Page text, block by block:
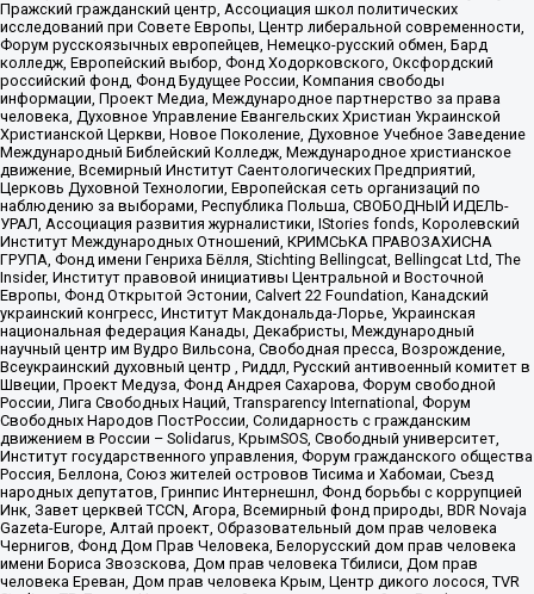
Пражский гражданский центр, Ассоциация школ политических
исследований при Совете Европы, Центр либеральной современности,
Форум русскоязычных европейцев, Немецко-русский обмен, Бард
колледж, Европейский выбор, Фонд Ходорковского, Оксфордский
российский фонд, Фонд Будущее России, Компания свободы
информации, Проект Медиа, Международное партнерство за права
человека, Духовное Управление Евангельских Христиан Украинской
Христианской Церкви, Новое Поколение, Духовное Учебное Заведение
Международный Библейский Колледж, Международное христианское
движение, Всемирный Институт Саентологических Предприятий,
Церковь Духовной Технологии, Европейская сеть организаций по
наблюдению за выборами, Республика Польша, СВОБОДНЫЙ ИДЕЛЬ-
УРАЛ, Ассоциация развития журналистики, IStories fonds, Королевский
Институт Международных Отношений, КРИМСЬКА ПРАВОЗАХИСНА
ГРУПА, Фонд имени Генриха Бёлля, Stichting Bellingcat, Bellingcat Ltd, The
Insider, Институт правовой инициативы Центральной и Восточной
Европы, Фонд Открытой Эстонии, Calvert 22 Foundation, Канадский
украинский конгресс, Институт Макдональда-Лорье, Украинская
национальная федерация Канады, Декабристы, Международный
научный центр им Вудро Вильсона, Свободная пресса, Возрождение,
Всеукраинский духовный центр , Риддл, Русский антивоенный комитет в
Швеции, Проект Медуза, Фонд Андрея Сахарова, Форум свободной
России, Лига Свободных Наций, Transparеncy International, Форум
Свободных Народов ПостРоссии, Солидарность с гражданским
движением в России – Solidarus, КрымSOS, Свободный университет,
Институт государственного управления, Форум гражданского общества
Россия, Беллона, Союз жителей островов Тисима и Хабомаи, Съезд
народных депутатов, Гринпис Интернешнл, Фонд борьбы с коррупцией
Инк, Завет церквей TCCN, Агора, Всемирный фонд природы, BDR Novaja
Gazeta-Europe, Алтай проект, Образовательный дом прав человека
Чернигов, Фонд Дом Прав Человека, Белорусский дом прав человека
имени Бориса Звозскова, Дом прав человека Тбилиси, Дом прав
человека Ереван, Дом прав человека Крым, Центр дикого лосося, TVR